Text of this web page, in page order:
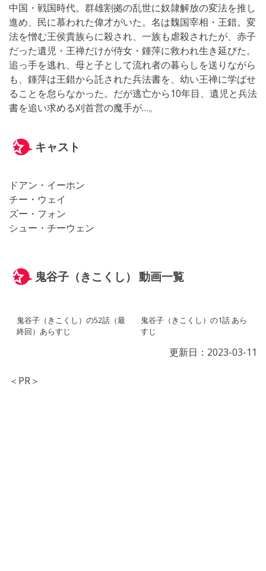
中国・戦国時代。群雄割拠の乱世に奴隷解放の変法を推し
進め、民に慕われた偉才がいた。名は魏国宰相・王錯。変
法を憎む王侯貴族らに殺され、一族も虐殺されたが、赤子
だった遺児・王禅だけが侍女・鍾萍に救われ生き延びた。
追っ手を逃れ、母と子として流れ者の暮らしを送りながら
も、鍾萍は王錯から託された兵法書を、幼い王禅に学ばせ
ることを怠らなかった。だが逃亡から10年目、遺児と兵法
書を追い求める刈首営の魔手が…。
キャスト
ドアン・イーホン
チー・ウェイ
ズー・フォン
シュー・チーウェン
鬼谷子（きこくし） 動画一覧
鬼谷子（きこくし）の52話（最
終回）あらすじ
鬼谷子（きこくし）の1話 あら
すじ
更新日： 2023-03-11
＜PR＞